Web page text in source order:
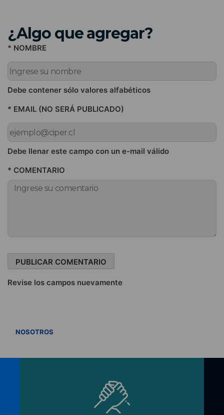
¿Algo que agregar?
* NOMBRE
Debe contener sólo valores alfabéticos
* EMAIL (NO SERÁ PUBLICADO)
Debe llenar este campo con un e-mail válido
* COMENTARIO
Revise los campos nuevamente
NOSOTROS